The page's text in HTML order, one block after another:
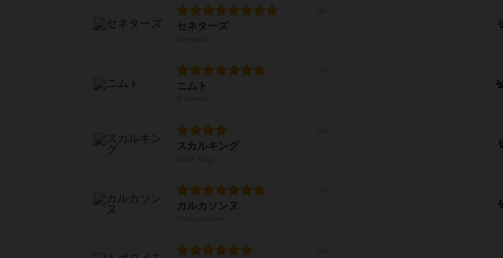
セネターズ
ニムト
スカルキング
カルカソンヌ